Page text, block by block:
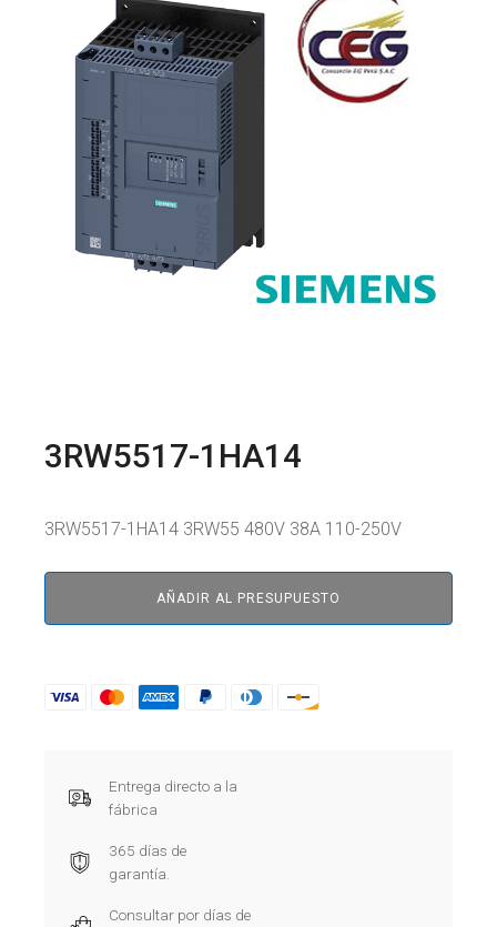
3RW5517-1HA14
3RW5517-1HA14 3RW55 480V 38A 110-250V
AÑADIR AL PRESUPUESTO
Entrega directo a la
fábrica
365 días de
garantía.
Consultar por días de